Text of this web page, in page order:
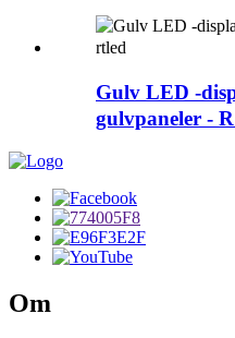
Gulv LED -
gulvpaneler -
Om